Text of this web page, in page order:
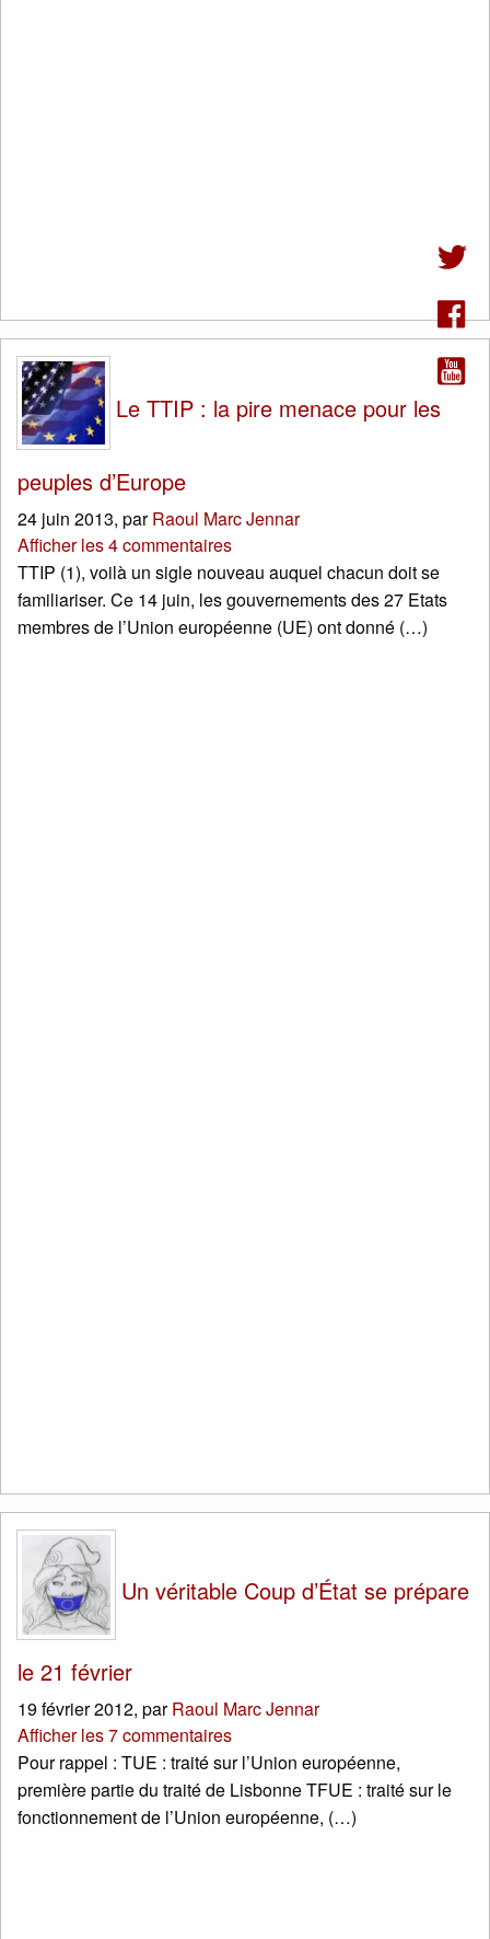
Le TTIP : la pire menace pour les
peuples d’Europe
24 juin 2013, parRaoul Marc Jennar
Afficher les 4 commentaires
TTIP (1), voilà un sigle nouveau auquel chacun doit se
familiariser. Ce 14 juin, les gouvernements des 27 Etats
membres de l’Union européenne (UE) ont donné (…)
Un véritable Coup d’État se prépare
le 21 février
19 février 2012, parRaoul Marc Jennar
Afficher les 7 commentaires
Pour rappel : TUE : traité sur l’Union européenne,
première partie du traité de Lisbonne TFUE : traité sur le
fonctionnement de l’Union européenne, (…)